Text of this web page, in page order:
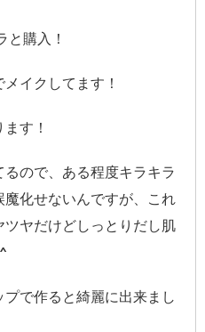
と購入！
イクしてます！
す！
ので、ある程度キラキラ
化せないんですが、これ
ヤだけどしっとりだし肌
で作ると綺麗に出来まし